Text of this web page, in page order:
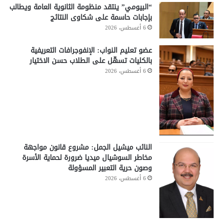
“البيومي” ينتقد منظومة الثانوية العامة ويطالب
بإجابات حاسمة على شكاوى النتائج
6 أغسطس، 2026
عضو تعليم النواب: الإنفوجرافات التعريفية
بالكليات تسهّل على الطلاب حسن الاختيار
6 أغسطس، 2026
النائب ميشيل الجمل: مشروع قانون مواجهة
مخاطر السوشيال ميديا ضرورة لحماية الأسرة
وصون حرية التعبير المسؤولة
6 أغسطس، 2026